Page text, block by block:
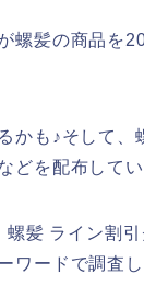
螺髪の商品を
かも♪そして、
どを配布して
髪 ライン割
ワードで調査し